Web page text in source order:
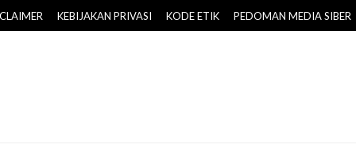
KEBIJAKAN PRIVASI KODE ETIK PEDOMAN MEDIA SIBER
Pelayanan Paspor bagi Masyarakat